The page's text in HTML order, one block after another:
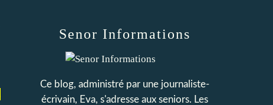
Senor Informations
Ce blog, administré par une journaliste-
écrivain, Eva, s'adresse aux seniors. Les